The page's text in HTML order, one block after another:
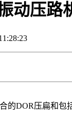
动压路
DOR压扁和包